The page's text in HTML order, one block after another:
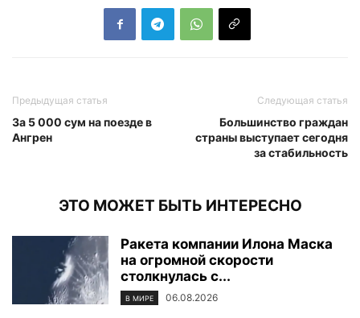
Предыдущая статья
За 5 000 сум на поезде в
Ангрен
Следующая статья
Большинство граждан
страны выступает сегодня
за стабильность
ЭТО МОЖЕТ БЫТЬ ИНТЕРЕСНО
Ракета компании Илона Маска
на огромной скорости
столкнулась с...
В МИРЕ 06.08.2026